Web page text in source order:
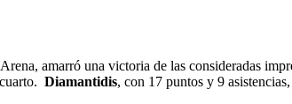
amarró una victoria de las consideradas
Diamantidis, con 17 puntos y 9 asistencias,